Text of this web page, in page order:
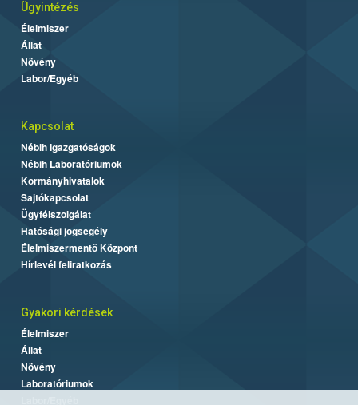
Ügyintézés
Élelmiszer
Állat
Növény
Labor/Egyéb
Kapcsolat
Nébih Igazgatóságok
Nébih Laboratóriumok
Kormányhivatalok
Sajtókapcsolat
Ügyfélszolgálat
Hatósági jogsegély
Élelmiszermentő Központ
Hírlevél feliratkozás
Gyakori kérdések
Élelmiszer
Állat
Növény
Laboratóriumok